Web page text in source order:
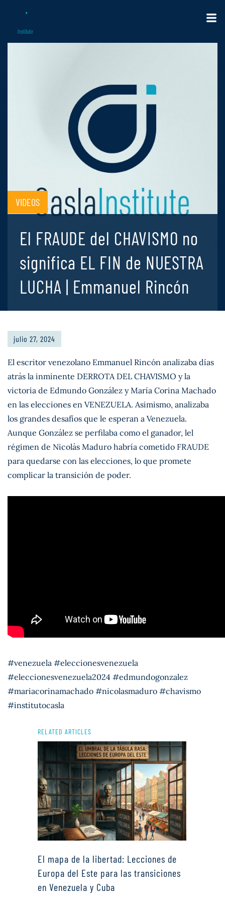
VIDEOS
El FRAUDE del CHAVISMO no
significa EL FIN de NUESTRA
LUCHA | Emmanuel Rincón
julio 27, 2024
El escritor venezolano Emmanuel Rincón analizaba días
atrás la inminente DERROTA DEL CHAVISMO y la
victoria de Edmundo González y María Corina Machado
en las elecciones en VENEZUELA. Asimismo, analizaba
los grandes desafíos que le esperan a Venezuela.
Aunque González se perfilaba como el ganador, lel
régimen de Nicolás Maduro habría cometido FRAUDE
para quedarse con las elecciones, lo que promete
complicar la transición de poder.
#venezuela #eleccionesvenezuela
#eleccionesvenezuela2024 #edmundogonzalez
#mariacorinamachado #nicolasmaduro #chavismo
#institutocasla
RELATED ARTICLES
El mapa de la libertad: Lecciones de
Europa del Este para las transiciones
en Venezuela y Cuba